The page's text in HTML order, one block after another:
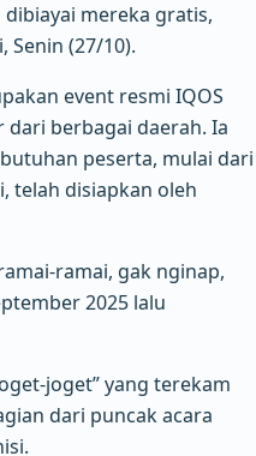
dibiayai mereka gratis,
Senin (27/10).
event resmi IQOS
berbagai daerah. Ia
peserta, mulai dari
telah disiapkan oleh
ramai, gak nginap,
2025 lalu
joget” yang terekam
dari puncak acara